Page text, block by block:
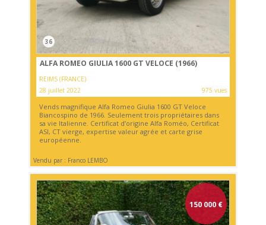
36
ALFA ROMEO GIULIA 1600 GT VELOCE (1966)
REIMS (FRANCE)
28 juillet 2022
975 vues
Vends magnifique Alfa Romeo Giulia 1600 GT Veloce
Biancospino de 1966. Seulement trois propriétaires dans
sa vie Italienne. Certificat d’origine Alfa Roméo, Certificat
ASI, CT vierge, expertise valeur agrée et carte grise
européenne.
Vendu par : Franco LEMBO
150 000€